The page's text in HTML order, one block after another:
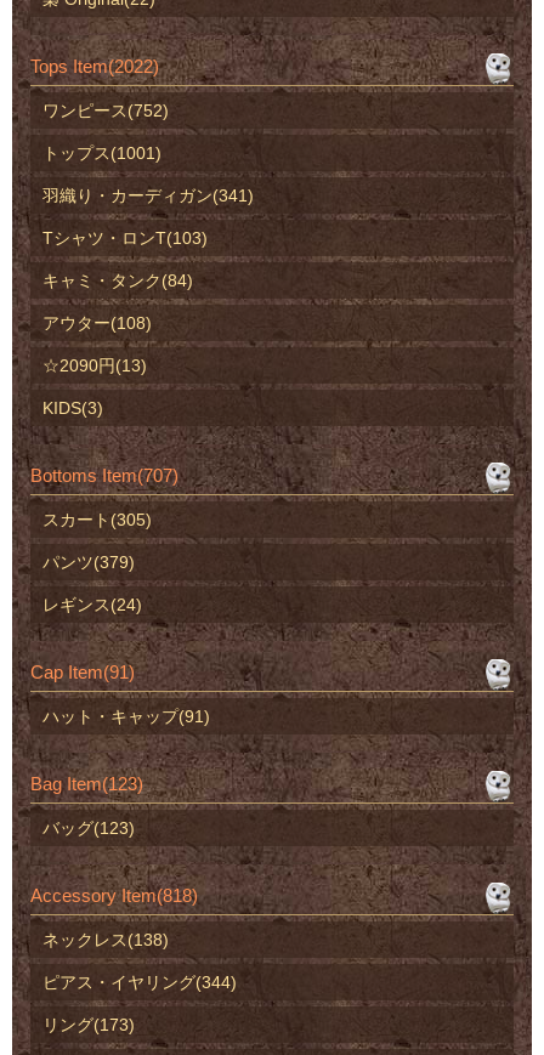
Tops Item(2022)
ワンピース(752)
トップス(1001)
羽織り・カーディガン(341)
Tシャツ・ロンT(103)
キャミ・タンク(84)
アウター(108)
☆2090円(13)
KIDS(3)
Bottoms Item(707)
スカート(305)
パンツ(379)
レギンス(24)
Cap Item(91)
ハット・キャップ(91)
Bag Item(123)
バッグ(123)
Accessory Item(818)
ネックレス(138)
ピアス・イヤリング(344)
リング(173)